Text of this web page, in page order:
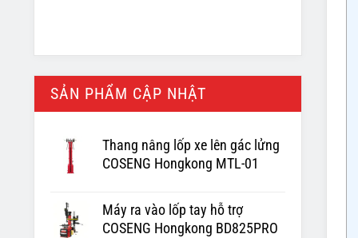
SẢN PHẨM CẬP NHẬT
Thang nâng lốp xe lên gác lửng
COSENG Hongkong MTL-01
Máy ra vào lốp tay hỗ trợ
COSENG Hongkong BD825PRO